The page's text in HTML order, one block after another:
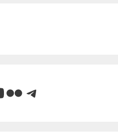
FlickrTelegram